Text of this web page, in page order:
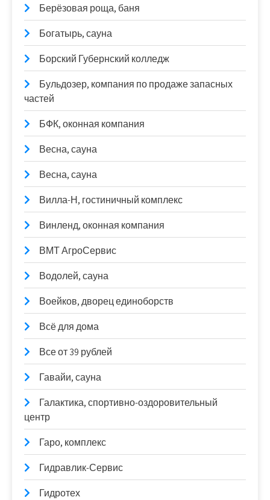
Берёзовая роща, баня
Богатырь, сауна
Борский Губернский колледж
Бульдозер, компания по продаже запасных
частей
БФК, оконная компания
Весна, сауна
Весна, сауна
Вилла-Н, гостиничный комплекс
Винленд, оконная компания
ВМТ АгроСервис
Водолей, сауна
Воейков, дворец единоборств
Всё для дома
Все от 39 рублей
Гавайи, сауна
Галактика, спортивно-оздоровительный
центр
Гаро, комплекс
Гидравлик-Сервис
Гидротех